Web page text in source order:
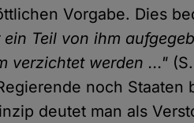
Vorgabe. Dies
Teil von ihm
verzichtet werden ..."
noch Staaten
deutet man als